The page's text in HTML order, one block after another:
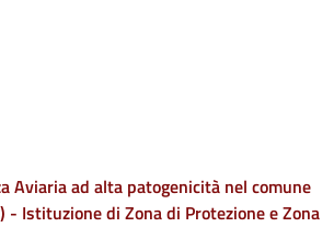
Aviaria ad alta patogenicità nel comune
- Istituzione di Zona di Protezione e Zona